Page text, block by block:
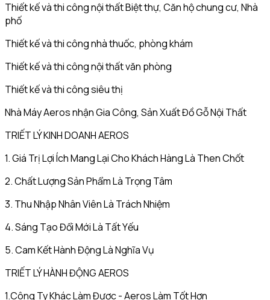
Thiết kế và thi công nội thất Biệt thự, Căn hộ chung cư, Nhà
phố
Thiết kế và thi công nhà thuốc, phòng khám
Thiết kế và thi công nội thất văn phòng
Thiết kế và thi công siêu thị
Nhà Máy Aeros nhận Gia Công, Sản Xuất Đồ Gỗ Nội Thất
TRIẾT LÝ KINH DOANH AEROS
1. Giá Trị Lợi Ích Mang Lại Cho Khách Hàng Là Then Chốt
2. Chất Lượng Sản Phẩm Là Trọng Tâm
3. Thu Nhập Nhân Viên Là Trách Nhiệm
4. Sáng Tạo Đổi Mới Là Tất Yếu
5. Cam Kết Hành Động Là Nghĩa Vụ
TRIẾT LÝ HÀNH ĐỘNG AEROS
1.Công Ty Khác Làm Được - Aeros Làm Tốt Hơn